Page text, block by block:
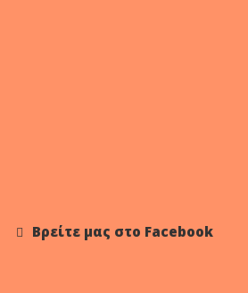
Βρείτε μας στο Facebook